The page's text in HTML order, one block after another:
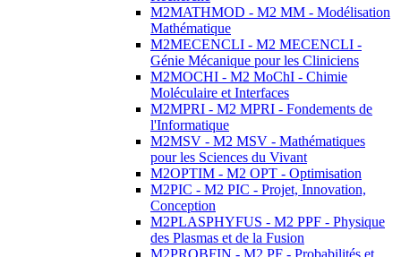
M2MATHMOD - M2 MM - Modélisation
Mathématique
M2MECENCLI - M2 MECENCLI -
Génie Mécanique pour les Cliniciens
M2MOCHI - M2 MoChI - Chimie
Moléculaire et Interfaces
M2MPRI - M2 MPRI - Fondements de
l'Informatique
M2MSV - M2 MSV - Mathématiques
pour les Sciences du Vivant
M2OPTIM - M2 OPT - Optimisation
M2PIC - M2 PIC - Projet, Innovation,
Conception
M2PLASPHYFUS - M2 PPF - Physique
des Plasmas et de la Fusion
M2PROBFIN - M2 PF - Probabilités et